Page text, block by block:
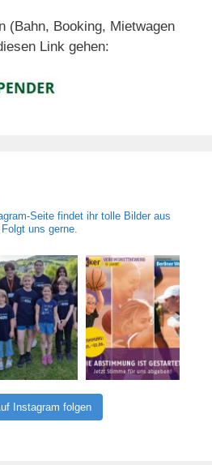
(Bahn, Booking, Mietwagen
Link gehen:
Seite findet ihr tolle Bilder aus
uns gerne.
Instagram folgen